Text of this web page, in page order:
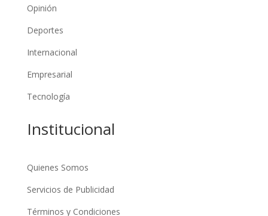
Opinión
Deportes
Internacional
Empresarial
Tecnología
Institucional
Quienes Somos
Servicios de Publicidad
Términos y Condiciones